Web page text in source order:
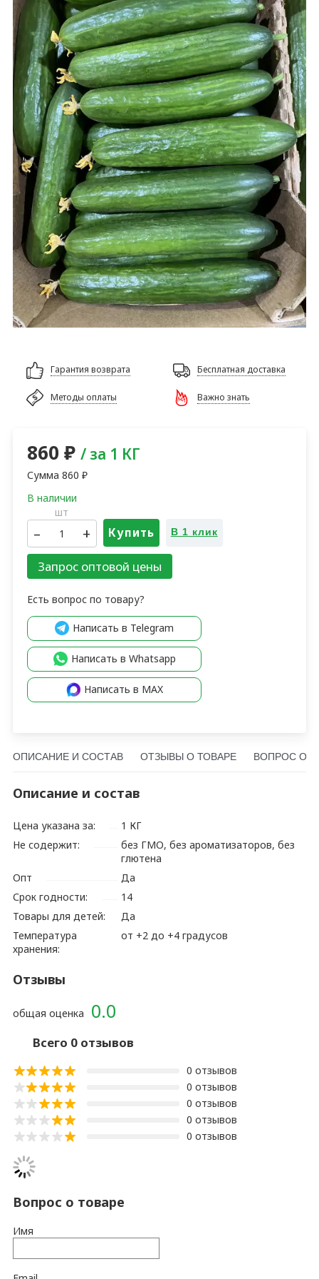
Гарантия возврата Бесплатная доставка
Методы оплаты Важно знать
860 ₽ / за 1 КГ
Сумма 860 ₽
шт
– + Купить В 1 клик
Запрос оптовой цены
Есть вопрос по товару?
Написать в Telegram
Написать в Whatsapp
Написать в MAX
ОПИСАНИЕ И СОСТАВ ОТЗЫВЫ О ТОВАРЕ ВОПРОС О
Описание и состав
Цена указана за:
1 КГ
Не содержит:
без ГМО, без ароматизаторов, без
глютена
Опт
Да
Срок годности:
14
Товары для детей:
Да
Температура
хранения:
от +2 до +4 градусов
Отзывы
0.0
общая оценка
Всего 0 отзывов
0 отзывов
0 отзывов
0 отзывов
0 отзывов
0 отзывов
Вопрос о товаре
Имя